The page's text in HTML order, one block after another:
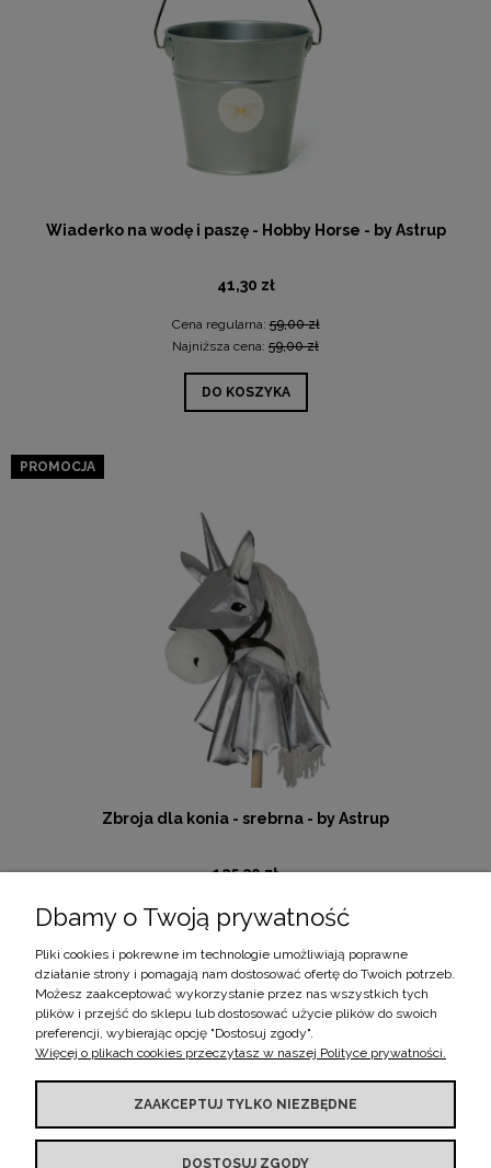
Wiaderko na wodę i paszę - Hobby Horse - by Astrup
41,30 zł
Cena regularna:59,00 zł
Najniższa cena: 59,00 zł
DO KOSZYKA
Zbroja dla konia - srebrna - by Astrup
125,30 zł
Cena regularna:179,00 zł
Najniższa cena:
DO KOSZYKA
PROMOCJA
BOBO MOMENTS
Dbamy o Twoją prywatność
Pliki cookies i pokrewne im technologie umożliwiają poprawne
działanie strony i pomagają nam dostosować ofertę do Twoich potrzeb.
Możesz zaakceptować wykorzystanie przez nas wszystkich tych
plików i przejść do sklepu lub dostosować użycie plików do swoich
preferencji, wybierając opcję "Dostosuj zgody".
Więcej o plikach cookies przeczytasz w naszej Polityce prywatności.
ZAAKCEPTUJ TYLKO NIEZBĘDNE
DOSTOSUJ ZGODY